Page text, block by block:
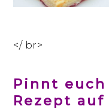
</ br>
Pinnt
Rezept